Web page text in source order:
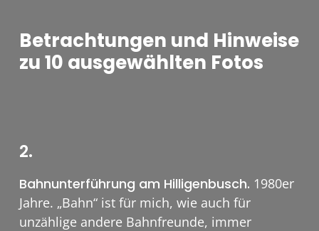
Betrachtungen und Hinweise
zu 10 ausgewählten Fotos
2.
Bahnunterführung am Hilligenbusch. 1980er
Jahre. „Bahn“ ist für mich, wie auch für
unzählige andere Bahnfreunde, immer